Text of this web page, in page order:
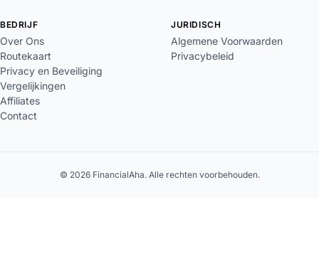
BEDRIJF
Over Ons
Routekaart
Privacy en Beveiliging
Vergelijkingen
Affiliates
Contact
JURIDISCH
Algemene Voorwaarden
Privacybeleid
© 2026 FinancialAha. Alle rechten voorbehouden.